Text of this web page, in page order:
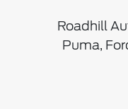
Roadhill
Puma,